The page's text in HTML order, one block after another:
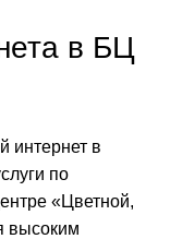
в БЦ
интернет в
по
«Цветной,
высоким